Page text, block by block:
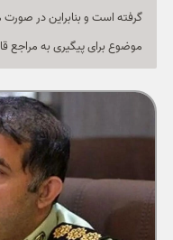
گرفته است و بنابراین در
موضوع برای پیگیری به